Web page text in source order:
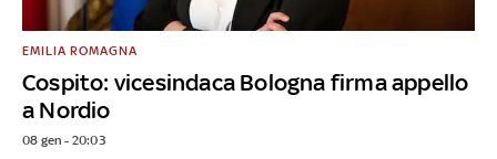
Cospito: vicesindaca Bologna firma appello
a Nordio
EMILIA ROMAGNA
08 gen - 20:03